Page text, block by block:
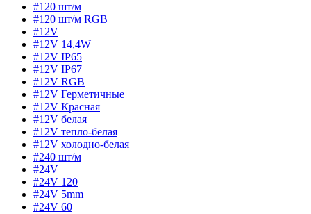
#120 шт/м
#120 шт/м RGB
#12V
#12V 14,4W
#12V IP65
#12V IP67
#12V RGB
#12V Герметичные
#12V Красная
#12V белая
#12V тепло-белая
#12V холодно-белая
#240 шт/м
#24V
#24V 120
#24V 5mm
#24V 60